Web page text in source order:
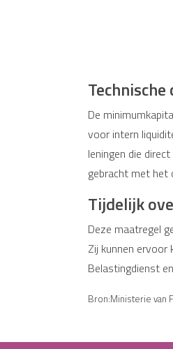
De
voor intern
leningen die
gebracht met het
Tijdelijk
Deze maatregel
Zij kunnen
Belastingdienst
Bron:Ministerie van